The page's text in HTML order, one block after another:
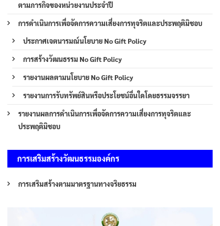
ตามภารกิจของหน่วยงานประจำปี
การดำเนินการเพื่อจัดการความเสี่ยงการทุจริตและประพฤติมิชอบ
ประกาศเจตนารมณ์นโยบาย No Gift Policy
การสร้างวัฒนธรรม No Gift Policy
รายงานผลตามนโยบาย No Gift Policy
รายงานการรับทรัพย์สินหรือประโยชน์อื่นใดโดยธรรมจรรยา
รายงานผลการดำเนินการเพื่อจัดการความเสี่ยงการทุจริตและ
ประพฤติมิชอบ
การเสริมสร้างวัฒนธรรมองค์กร
การเสริมสร้างตามมาตรฐานทางจริยธรรม